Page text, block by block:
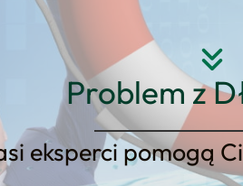
Problem z
eksperci pomogą
Strona główna O nas